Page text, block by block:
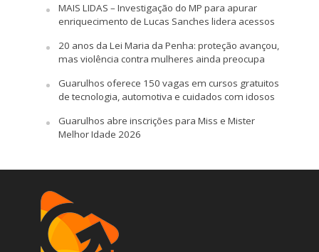
MAIS LIDAS – Investigação do MP para apurar
enriquecimento de Lucas Sanches lidera acessos
20 anos da Lei Maria da Penha: proteção avançou,
mas violência contra mulheres ainda preocupa
Guarulhos oferece 150 vagas em cursos gratuitos
de tecnologia, automotiva e cuidados com idosos
Guarulhos abre inscrições para Miss e Mister
Melhor Idade 2026